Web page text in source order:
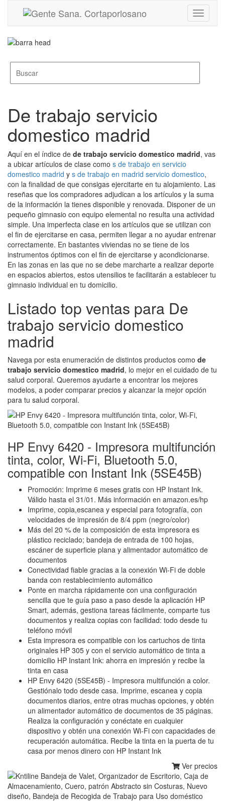
Toggle
De trabajo servicio
domestico madrid
Aquí en el índice de de trabajo servicio domestico madrid, vas
a ubicar artículos de clase como s de trabajo en servicio
domestico madrid y s de trabajo en madrid servicio domestico,
con la finalidad de que consigas ejercitarte en tu alojamiento. Las
reseñas que los compradores adjudican a los artículos y la suma
de la información la tienes disponible y renovada. Disponer de un
pequeño gimnasio con equipo elemental no resulta una actividad
simple. Una imperfecta clase en los artículos que se utilizan con
el fin de ejercitarse en casa, permiten llegar a no ayudar entrenar
correctamente. En bastantes viviendas no se tiene de los
instrumentos óptimos con el fin de ejercitarse y acondicionarse.
En las zonas en las que no se debe marcharte a realizar deporte
en espacios abiertos, estos utensilios te facilitarán a establecer tu
gimnasio individual en tu domicilio.
Listado top ventas para De
trabajo servicio domestico
madrid
Navega por esta enumeración de distintos productos como de
trabajo servicio domestico madrid, lo mejor en el cuidado de tu
salud corporal. Queremos ayudarte a encontrar los mejores
modelos, a poder comparar precios y alcanzar la mejor opción
para tu salud corporal.
HP Envy 6420 - Impresora multifunción
tinta, color, Wi-Fi, Bluetooth 5.0,
compatible con Instant Ink (5SE45B)
Promoción: Imprime 6 meses gratis con HP Instant Ink.
Válido hasta el 31/01. Más información en amazon.es/hp
Imprime, copia,escanea y especial para fotografía, con
velocidades de impresión de 8/4 ppm (negro/color)
Más del 20 % de la composición de esta impresora es
plástico reciclado; bandeja de entrada de 100 hojas,
escáner de superficie plana y alimentador automático de
documentos
Conectividad fiable gracias a la conexión Wi-Fi de doble
banda con restablecimiento automático
Ponte en marcha rápidamente con una configuración
sencilla que te guía paso a paso desde la aplicación HP
Smart, además, gestiona tareas fácilmente, comparte tus
documentos y realiza copias con facilidad: todo desde tu
teléfono móvil
Esta impresora es compatible con los cartuchos de tinta
originales HP 305 y con el servicio automático de tinta a
domicilio HP Instant Ink: ahorra en impresión y recibe la
tinta en casa
HP Envy 6420 (5SE45B) - Impresora multifunción a color.
Gestiónalo todo desde casa. Imprime, escanea y copia
documentos diarios, entre otras muchas opciones, y obtén
un alimentador automático de documentos de 35 páginas.
Realiza la configuración y conéctate en cualquier
dispositivo y obtén una conexión Wi-Fi con capacidades de
recuperación automática. Recibe la tinta en la puerta de tu
casa por menos dinero con HP Instant Ink
Ver precios